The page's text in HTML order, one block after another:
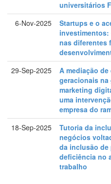
universitários
6-Nov-2025
Startups e o
nas diferentes
29-Sep-2025
A mediação
geracionais na
marketing
uma
empresa do
18-Sep-2025
Tutoria da
negócios
da inclusão de
deficiência no
trabalho